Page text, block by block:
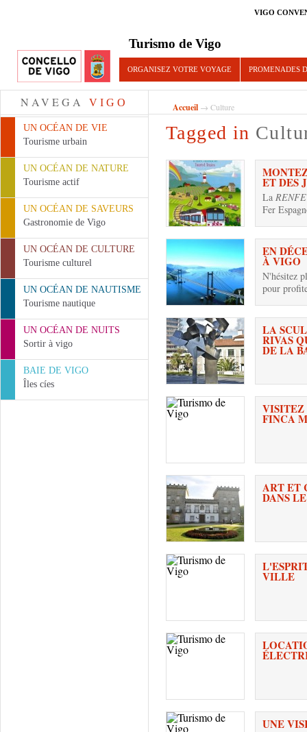
VIGO
Turismo de Vigo
ORGANISEZ VOTRE VOYAGE PROMENADES
NAVEGA VIGO
UN OCÉAN DE VIE
Tourisme urbain
UN OCÉAN DE NATURE
Tourisme actif
UN OCÉAN DE SAVEURS
Gastronomie de Vigo
UN OCÉAN DE CULTURE
Tourisme culturel
UN OCÉAN DE NAUTISME
Tourisme nautique
UN OCÉAN DE NUITS
Sortir à vigo
BAIE DE VIGO
Îles cíes
Accueil → Culture
Tagged in
ET DES
La RENFE
Fer
EN
À VIGO
N'hésitez
pour
LA
RIVAS
DE LA
FINCA
ART ET
DANS
VILLE
UNE